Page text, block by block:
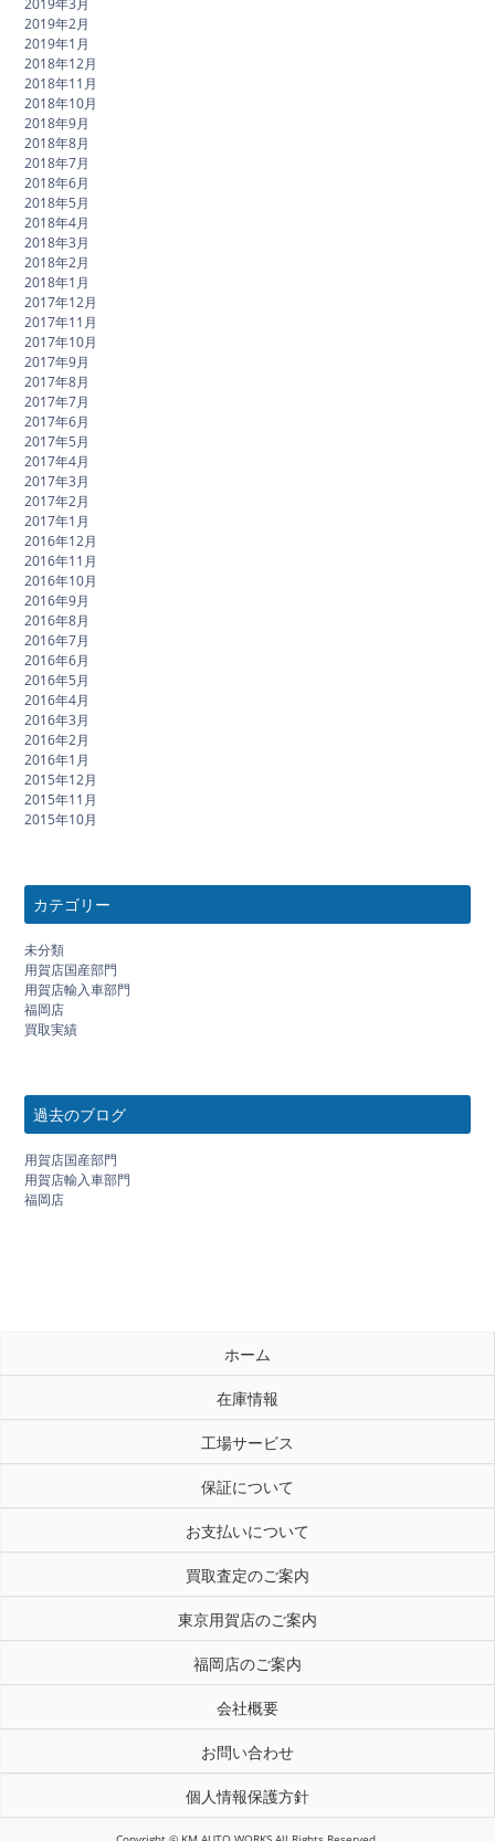
2019年3月
2019年2月
2019年1月
2018年12月
2018年11月
2018年10月
2018年9月
2018年8月
2018年7月
2018年6月
2018年5月
2018年4月
2018年3月
2018年2月
2018年1月
2017年12月
2017年11月
2017年10月
2017年9月
2017年8月
2017年7月
2017年6月
2017年5月
2017年4月
2017年3月
2017年2月
2017年1月
2016年12月
2016年11月
2016年10月
2016年9月
2016年8月
2016年7月
2016年6月
2016年5月
2016年4月
2016年3月
2016年2月
2016年1月
2015年12月
2015年11月
2015年10月
カテゴリー
未分類
用賀店国産部門
用賀店輸入車部門
福岡店
買取実績
過去のブログ
用賀店国産部門
用賀店輸入車部門
福岡店
ホーム
在庫情報
工場サービス
保証について
お支払いについて
買取査定のご案内
東京用賀店のご案内
福岡店のご案内
会社概要
お問い合わせ
個人情報保護方針